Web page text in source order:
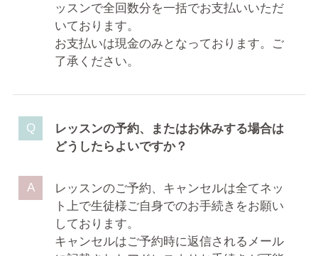
ッスンで全回数分を一括でお支払いいただ
いております。
お支払いは現金のみとなっております。ご
了承ください。
レッスンの予約、またはお休みする場合は
どうしたらよいですか？
レッスンのご予約、キャンセルは全てネッ
ト上で生徒様ご自身でのお手続きをお願い
しております。
キャンセルはご予約時に返信されるメール